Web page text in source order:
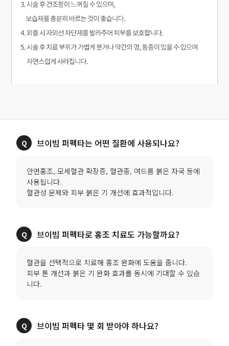
브이빔 퍼펙타는 어떤 질환에 사용되나요?
안면홍조, 모세혈관 확장증, 혈관종, 여드름 붉은 자국 등에
사용됩니다.
혈관성 문제와 피부 붉은 기 개선에 효과적입니다.
브이빔 퍼펙타로 홍조 치료도 가능할까요?
혈관을 선택적으로 치료해 홍조 완화에 도움을 줍니다.
피부 톤 개선과 붉은 기 완화 효과를 동시에 기대할 수 있습
니다.
브이빔 퍼펙타 몇 회 받아야 하나요?